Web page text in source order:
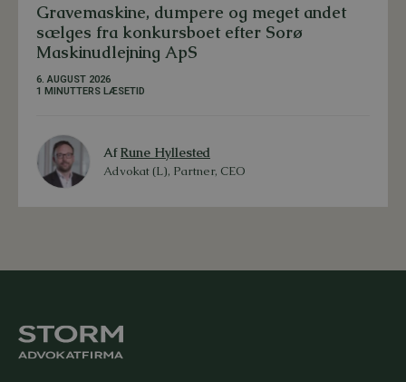
Gravemaskine, dumpere og meget andet
sælges fra konkursboet efter Sorø
Maskinudlejning ApS
6. AUGUST 2026
1 MINUTTERS LÆSETID
AfRune Hyllested
Advokat (L), Partner, CEO